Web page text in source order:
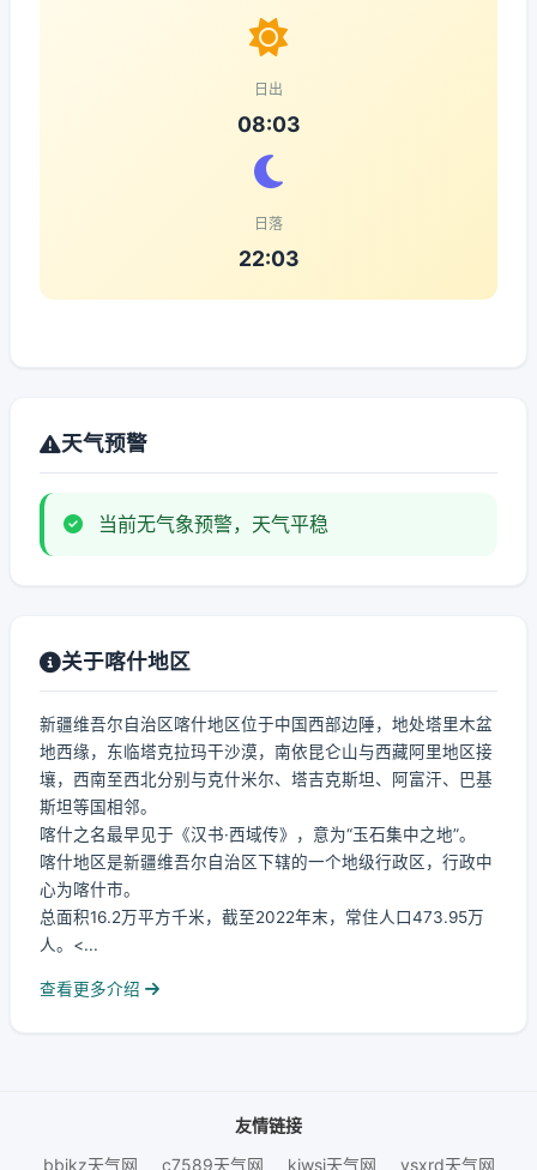
日出
08:03
日落
22:03
天气预警
当前无气象预警，天气平稳
关于喀什地区
新疆维吾尔自治区喀什地区位于中国西部边陲，地处塔里木盆
地西缘，东临塔克拉玛干沙漠，南依昆仑山与西藏阿里地区接
壤，西南至西北分别与克什米尔、塔吉克斯坦、阿富汗、巴基
斯坦等国相邻。
喀什之名最早见于《汉书·西域传》，意为“玉石集中之地”。
喀什地区是新疆维吾尔自治区下辖的一个地级行政区，行政中
心为喀什市。
总面积16.2万平方千米，截至2022年末，常住人口473.95万
人。<...
查看更多介绍
友情链接
bbjkz天气网
c7589天气网 kjwsj天气网 ysxrd天气网